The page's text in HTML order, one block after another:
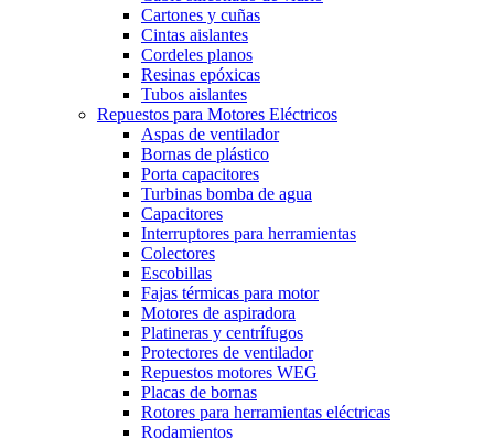
Cartones y cuñas
Cintas aislantes
Cordeles planos
Resinas epóxicas
Tubos aislantes
Repuestos para Motores Eléctricos
Aspas de ventilador
Bornas de plástico
Porta capacitores
Turbinas bomba de agua
Capacitores
Interruptores para herramientas
Colectores
Escobillas
Fajas térmicas para motor
Motores de aspiradora
Platineras y centrífugos
Protectores de ventilador
Repuestos motores WEG
Placas de bornas
Rotores para herramientas eléctricas
Rodamientos